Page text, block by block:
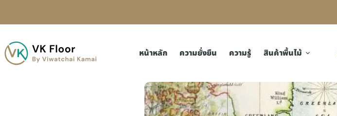
หน้าหลัก ความยั่งยืน ความรู้ สินค้าพื้นไม้